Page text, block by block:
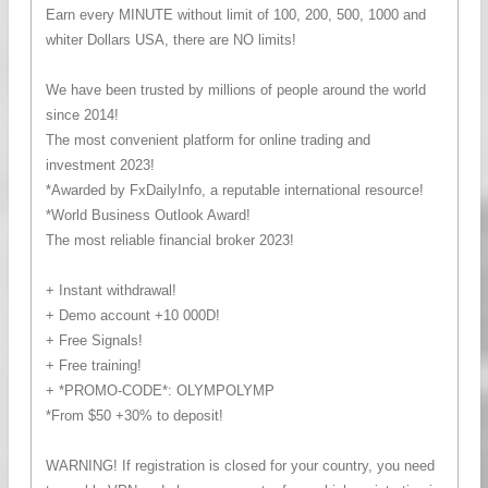
Earn every MINUTE without limit of 100, 200, 500, 1000 and
whiter Dollars USA, there are NO limits!
We have been trusted by millions of people around the world
since 2014!
The most convenient platform for online trading and
investment 2023!
*Awarded by FxDailyInfo, a reputable international resource!
*World Business Outlook Award!
The most reliable financial broker 2023!
+ Instant withdrawal!
+ Demo account +10 000D!
+ Free Signals!
+ Free training!
+ *PROMO-CODE*: OLYMPOLYMP
*From $50 +30% to deposit!
WARNING! If registration is closed for your country, you need